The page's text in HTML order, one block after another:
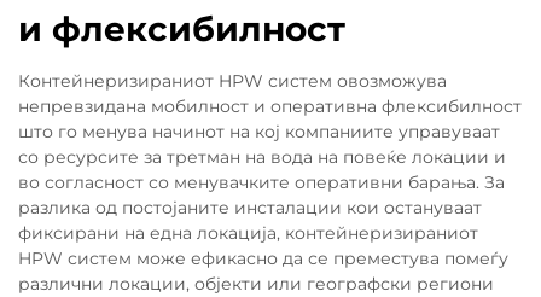
и флексибилност
Контейнеризираниот HPW систем овозможува
непревзидана мобилност и оперативна флексибилност
што го менува начинот на кој компаниите управуваат
со ресурсите за третман на вода на повеќе локации и
во согласност со менувачките оперативни барања. За
разлика од постојаните инсталации кои остануваат
фиксирани на една локација, контейнеризираниот
HPW систем може ефикасно да се преместува помеѓу
различни локации, објекти или географски региони